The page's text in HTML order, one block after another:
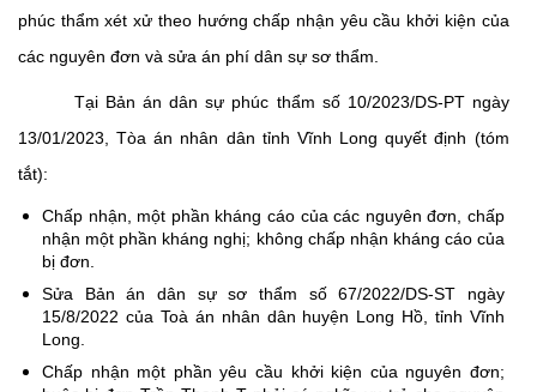
phúc thẩm xét xử theo hướng chấp nhận yêu cầu khởi kiện của
các nguyên đơn và sửa án phí dân sự sơ thẩm.
Tại Bản án dân sự phúc thẩm số 10/2023/DS-PT ngày
13/01/2023, Tòa án nhân dân tỉnh Vĩnh Long quyết định (tóm
tắt):
Chấp nhận, một phần kháng cáo của các nguyên đơn, chấp
nhận một phần kháng nghị; không chấp nhận kháng cáo của
bị đơn.
Sửa Bản án dân sự sơ thẩm số 67/2022/DS-ST ngày
15/8/2022 của Toà án nhân dân huyện Long Hồ, tỉnh Vĩnh
Long.
Chấp nhận một phần yêu cầu khởi kiện của nguyên đơn;